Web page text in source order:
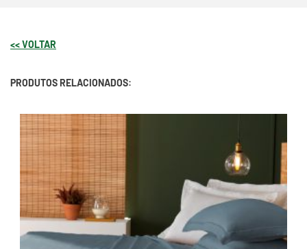
<< VOLTAR
PRODUTOS RELACIONADOS: